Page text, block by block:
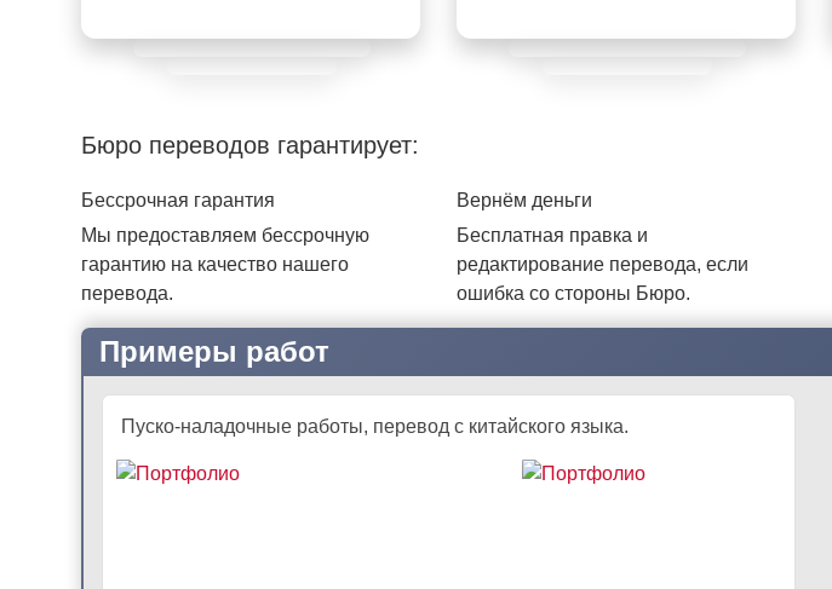
Бюро переводов гарантирует:
Бессрочная гарантия
Мы предоставляем бессрочную
гарантию на качество нашего
перевода.
Вернём деньги
Бесплатная правка и
редактирование перевода, если
ошибка со стороны Бюро.
Примеры работ
Пуско-наладочные работы, перевод с китайского языка.